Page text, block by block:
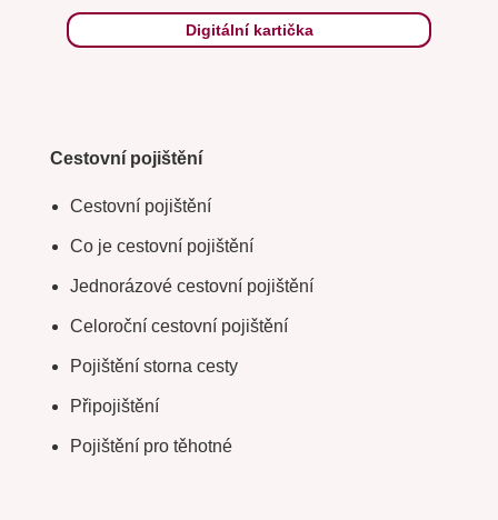
Digitální kartička
Cestovní pojištění
Cestovní pojištění
Co je cestovní pojištění
Jednorázové cestovní pojištění
Celoroční cestovní pojištění
Pojištění storna cesty
Připojištění
Pojištění pro těhotné